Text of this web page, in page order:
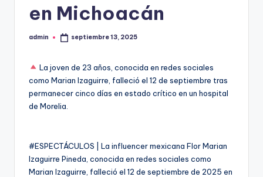
en Michoacán
Publicado
admin septiembre 13, 2025
La joven de 23 años, conocida en redes sociales
como Marian Izaguirre, falleció el 12 de septiembre tras
permanecer cinco días en estado crítico en un hospital
de Morelia.
#ESPECTÁCULOS | La influencer mexicana Flor Marian
Izaguirre Pineda, conocida en redes sociales como
Marian Izaguirre, falleció el 12 de septiembre de 2025 en